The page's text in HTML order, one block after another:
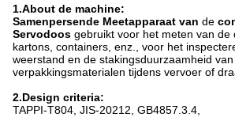
1.About de machine:
Samenpersende Meetapparaat van de
Servodoos gebruikt voor het meten van de
kartons, containers, enz., voor het
weerstand en de stakingsduurzaamheid van
verpakkingsmaterialen tijdens vervoer of
2.Design criteria:
TAPPI-T804, JIS-20212, GB4857.3.4,